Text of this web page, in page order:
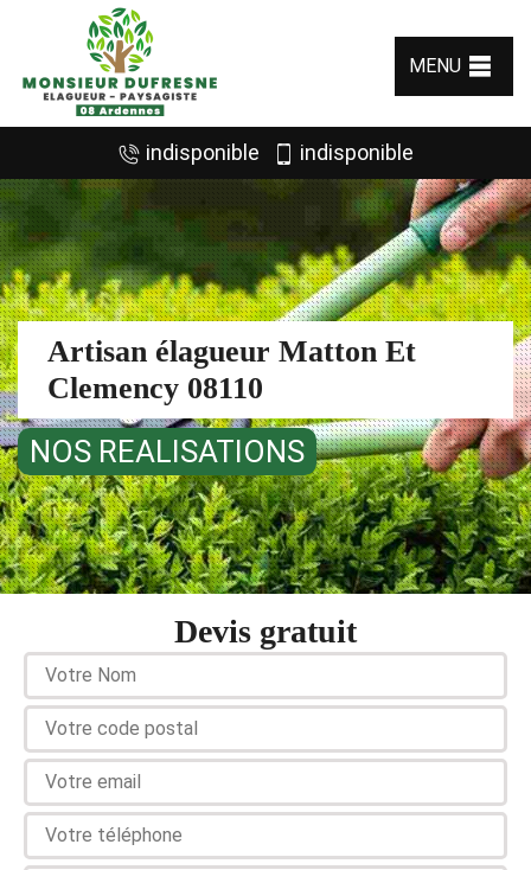
MENU
indisponible indisponible
Artisan élagueur Matton Et
Clemency 08110
NOS REALISATIONS
Devis gratuit